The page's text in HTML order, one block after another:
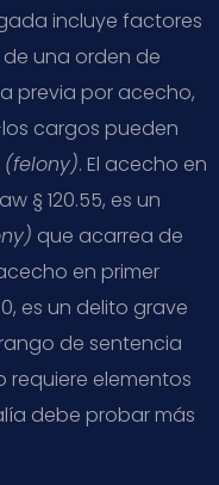
incluye factores
una orden de
previa por acecho,
cargos pueden
(felony). El acecho en
§ 120.55, es un
que acarrea de
en primer
es un delito grave
de sentencia
requiere elementos
debe probar más